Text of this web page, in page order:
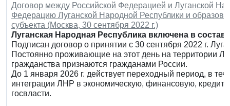
Договор между Российской Федерацией и Луганской
Федерацию Луганской Народной Республики и
субъекта (Москва, 30 сентября 2022 г.)
Луганская Народная Республика включена в состав
Подписан договор о принятии с 30 сентября 2022 г.
Постоянно проживающие на этот день на территории
гражданства признаются гражданами России.
До 1 января 2026 г. действует переходный период, в
интеграции ЛНР в экономическую, финансовую,
госвласти.